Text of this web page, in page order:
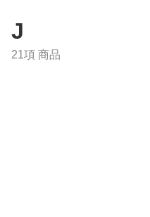
J
21項 商品